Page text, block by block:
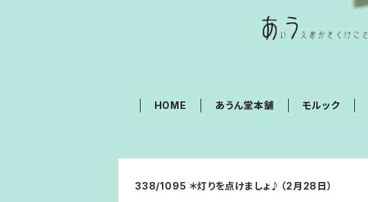
HOME あうん堂本舗 モルック
338/1095 ＊灯りを点けましょ♪（2月28日）